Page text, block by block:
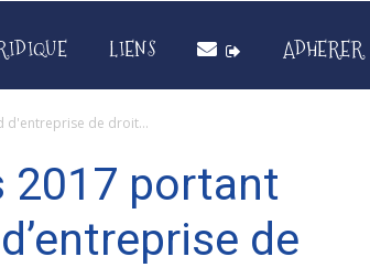
LIENS ADHERER
d'entreprise de droit...
2017 portant
de